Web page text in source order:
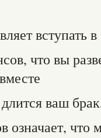
вступать
что вы
ваш
означает, что